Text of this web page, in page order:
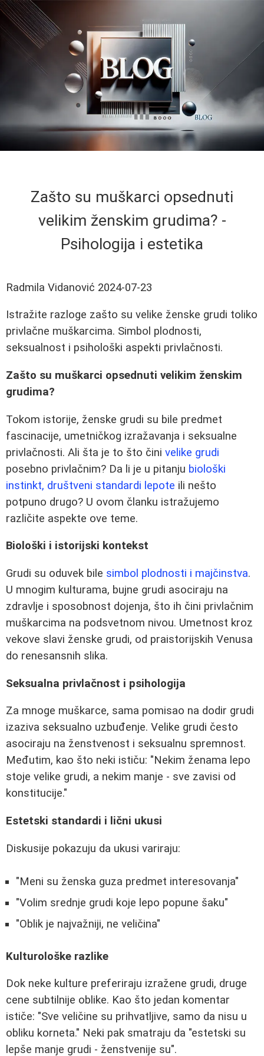
Zašto su muškarci opsednuti
velikim ženskim grudima? -
Psihologija i estetika
Radmila Vidanović 2024-07-23
Istražite razloge zašto su velike ženske grudi toliko
privlačne muškarcima. Simbol plodnosti,
seksualnost i psihološki aspekti privlačnosti.
Zašto su muškarci opsednuti velikim ženskim
grudima?
Tokom istorije, ženske grudi su bile predmet
fascinacije, umetničkog izražavanja i seksualne
privlačnosti. Ali šta je to što čini velike grudi
posebno privlačnim? Da li je u pitanju biološki
instinkt, društveni standardi lepote ili nešto
potpuno drugo? U ovom članku istražujemo
različite aspekte ove teme.
Biološki i istorijski kontekst
Grudi su oduvek bile simbol plodnosti i majčinstva.
U mnogim kulturama, bujne grudi asociraju na
zdravlje i sposobnost dojenja, što ih čini privlačnim
muškarcima na podsvetnom nivou. Umetnost kroz
vekove slavi ženske grudi, od praistorijskih Venusa
do renesansnih slika.
Seksualna privlačnost i psihologija
Za mnoge muškarce, sama pomisao na dodir grudi
izaziva seksualno uzbuđenje. Velike grudi često
asociraju na ženstvenost i seksualnu spremnost.
Međutim, kao što neki ističu: "Nekim ženama lepo
stoje velike grudi, a nekim manje - sve zavisi od
konstitucije."
Estetski standardi i lični ukusi
Diskusije pokazuju da ukusi variraju:
"Meni su ženska guza predmet interesovanja"
"Volim srednje grudi koje lepo popune šaku"
"Oblik je najvažniji, ne veličina"
Kulturološke razlike
Dok neke kulture preferiraju izražene grudi, druge
cene subtilnije oblike. Kao što jedan komentar
ističe: "Sve veličine su prihvatljive, samo da nisu u
obliku korneta." Neki pak smatraju da "estetski su
lepše manje grudi - ženstvenije su".